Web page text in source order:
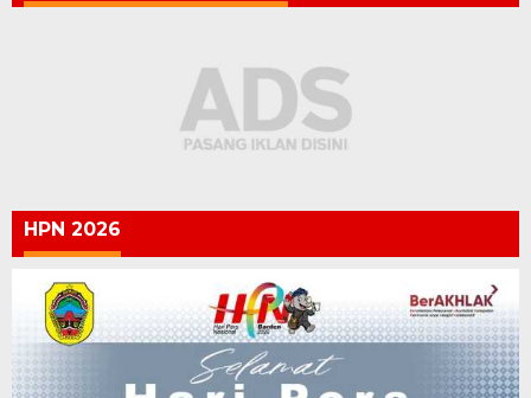
HPN 2026